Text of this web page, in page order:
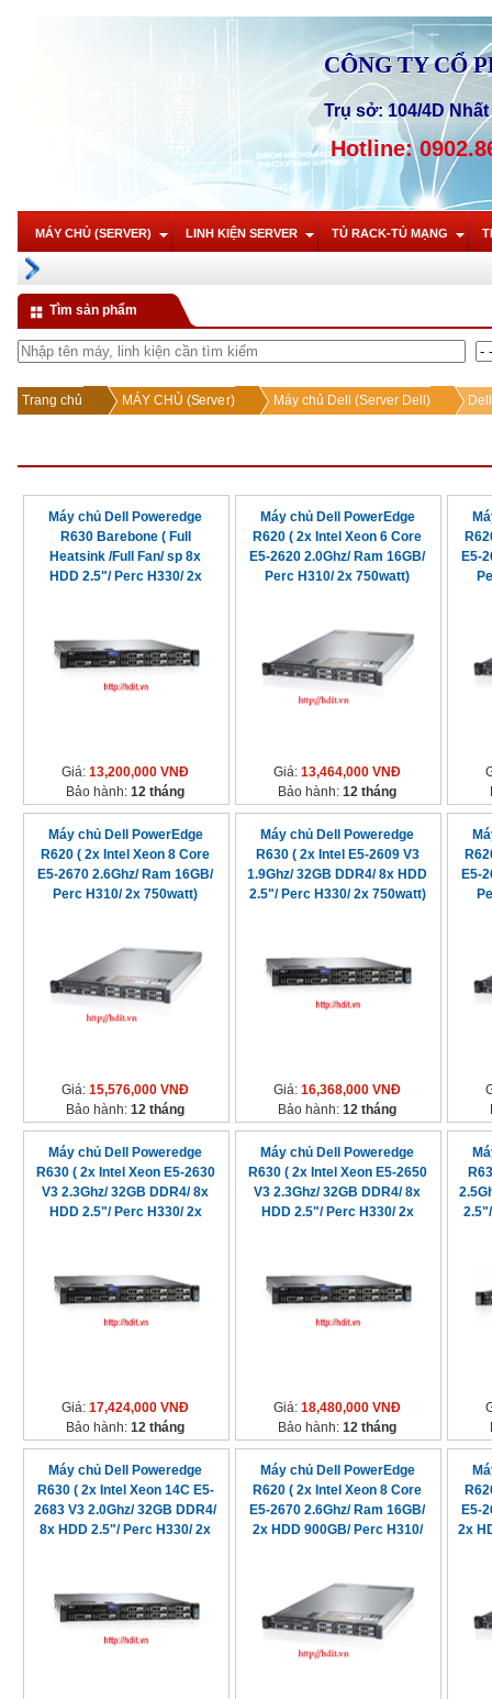
CÔNG TY CỔ
Trụ sở: 104/4D
Hotline:
MÁY CHỦ (SERVER) LINH KIỆN SERVER TỦ RACK-TỦ MẠNG
Tìm sản phẩm
Trang chủ MÁY CHỦ (Server) Máy chủ Dell (Server Dell)
Máy chủ Dell Poweredge
R630 Barebone ( Full
Heatsink /Full Fan/ sp 8x
HDD 2.5"/ Perc H330/ 2x
Giá:13,200,000 VNĐ
Bảo hành:12 tháng
Máy chủ Dell PowerEdge
R620 ( 2x Intel Xeon 6 Core
E5-2620 2.0Ghz/ Ram 16GB/
Perc H310/ 2x 750watt)
Giá:13,464,000 VNĐ
Bảo hành:12 tháng
E5-
Máy chủ Dell PowerEdge
R620 ( 2x Intel Xeon 8 Core
E5-2670 2.6Ghz/ Ram 16GB/
Perc H310/ 2x 750watt)
Giá:15,576,000 VNĐ
Bảo hành:12 tháng
Máy chủ Dell Poweredge
R630 ( 2x Intel E5-2609 V3
1.9Ghz/ 32GB DDR4/ 8x HDD
2.5"/ Perc H330/ 2x 750watt)
Giá:16,368,000 VNĐ
Bảo hành:12 tháng
E5-
Máy chủ Dell Poweredge
R630 ( 2x Intel Xeon E5-2630
V3 2.3Ghz/ 32GB DDR4/ 8x
HDD 2.5"/ Perc H330/ 2x
Giá:17,424,000 VNĐ
Bảo hành:12 tháng
Máy chủ Dell Poweredge
R630 ( 2x Intel Xeon E5-2650
V3 2.3Ghz/ 32GB DDR4/ 8x
HDD 2.5"/ Perc H330/ 2x
Giá:18,480,000 VNĐ
Bảo hành:12 tháng
Máy chủ Dell Poweredge
R630 ( 2x Intel Xeon 14C E5-
2683 V3 2.0Ghz/ 32GB DDR4/
8x HDD 2.5"/ Perc H330/ 2x
Máy chủ Dell PowerEdge
R620 ( 2x Intel Xeon 8 Core
E5-2670 2.6Ghz/ Ram 16GB/
2x HDD 900GB/ Perc H310/
E5-
2x